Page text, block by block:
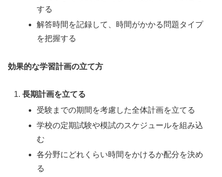
する
解答時間を記録して、時間がかかる問題タイプ
を把握する
効果的な学習計画の立て方
長期計画を立てる
受験までの期間を考慮した全体計画を立てる
学校の定期試験や模試のスケジュールを組み込
む
各分野にどれくらい時間をかけるか配分を決め
る